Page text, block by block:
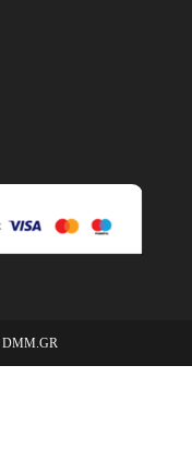
DMM.GR